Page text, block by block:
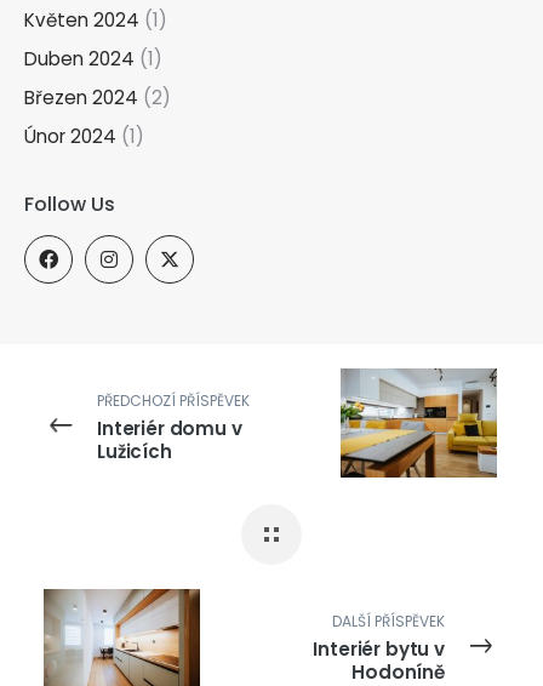
Květen 2024 (1)
Duben 2024 (1)
Březen 2024 (2)
Únor 2024 (1)
Follow Us
PŘEDCHOZÍ PŘÍSPĚVEK
Interiér domu v
Lužicích
DALŠÍ PŘÍSPĚVEK
Interiér bytu v
Hodoníně